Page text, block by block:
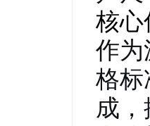
核心
作为
格标
成